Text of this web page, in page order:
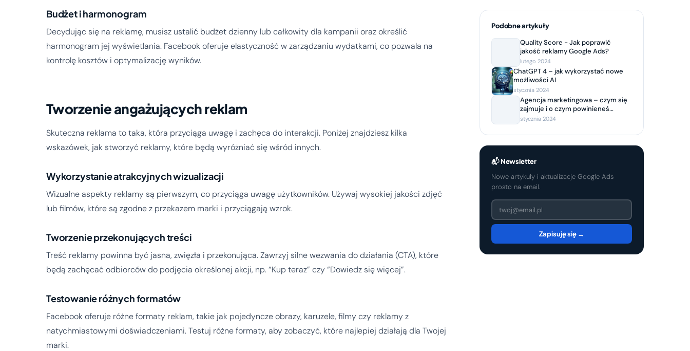
Budżet i harmonogram
Decydując się na reklamę, musisz ustalić budżet dzienny lub całkowity dla kampanii oraz określić
harmonogram jej wyświetlania. Facebook oferuje elastyczność w zarządzaniu wydatkami, co pozwala na
kontrolę kosztów i optymalizację wyników.
Tworzenie angażujących reklam
Skuteczna reklama to taka, która przyciąga uwagę i zachęca do interakcji. Poniżej znajdziesz kilka
wskazówek, jak stworzyć reklamy, które będą wyróżniać się wśród innych.
Wykorzystanie atrakcyjnych wizualizacji
Wizualne aspekty reklamy są pierwszym, co przyciąga uwagę użytkowników. Używaj wysokiej jakości zdjęć
lub filmów, które są zgodne z przekazem marki i przyciągają wzrok.
Tworzenie przekonujących treści
Treść reklamy powinna być jasna, zwięzła i przekonująca. Zawrzyj silne wezwania do działania (CTA), które
będą zachęcać odbiorców do podjęcia określonej akcji, np. “Kup teraz” czy “Dowiedz się więcej”.
Testowanie różnych formatów
Facebook oferuje różne formaty reklam, takie jak pojedyncze obrazy, karuzele, filmy czy reklamy z
natychmiastowymi doświadczeniami. Testuj różne formaty, aby zobaczyć, które najlepiej działają dla Twojej
marki.
Podobne artykuły
Quality Score - Jak poprawić
jakość reklamy Google Ads?
lutego 2024
ChatGPT 4 – jak wykorzystać nowe
możliwości AI
stycznia 2024
Agencja marketingowa – czym się
zajmuje i o czym powinieneś
wiedzieć, decydując się na
stycznia 2024
📬 Newsletter
Nowe artykuły i aktualizacje Google Ads
prosto na email.
Zapisuję się →